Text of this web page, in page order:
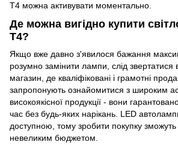
Т4 можна активувати моментально.
Де можна вигідно купити
Т4?
Якщо вже давно з'явилося бажання
розумно замінити лампи, слід звертатися
магазин, де кваліфіковані і грамотні
запропонують ознайомитися з широким
високоякісної продукції - вони
час без будь-яких нарікань. LED
доступною, тому зробити покупку зможуть
невеликим бюджетом.